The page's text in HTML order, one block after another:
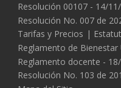
Resolución 00107 - 14/
Resolución No. 007 de
Tarifas y Precios
Reglamento de Bienestar
Reglamento docente -
Resolución No. 103 de